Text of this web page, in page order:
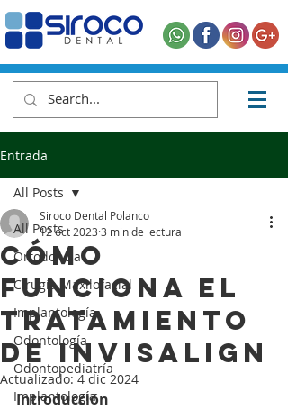
Entrada
All Posts
Ortodoncia
Cirugía Maxilofacial
Implantología
Odontología
Odontopediatría
Implantología
All Posts
Cómo
funciona el
tratamiento
de Invisalign
Siroco Dental Polanco
12 oct 2023 3 min de lectura
Actualizado:4 dic 2024
Introducción